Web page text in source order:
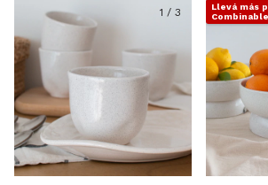
1 / 3
Llevá más
Combinable